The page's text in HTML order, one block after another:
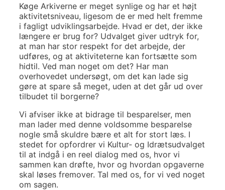
Køge Arkiverne er meget synlige og har et højt
aktivitetsniveau, ligesom de er med helt fremme
i fagligt udviklingsarbejde. Hvad er det, der ikke
længere er brug for? Udvalget giver udtryk for,
at man har stor respekt for det arbejde, der
udføres, og at aktiviteterne kan fortsætte som
hidtil. Ved man noget om det? Har man
overhovedet undersøgt, om det kan lade sig
gøre at spare så meget, uden at det går ud over
tilbudet til borgerne?
Vi afviser ikke at bidrage til besparelser, men
man lader med denne voldsomme besparelse
nogle små skuldre bære et alt for stort læs. I
stedet for opfordrer vi Kultur- og Idrætsudvalget
til at indgå i en reel dialog med os, hvor vi
sammen kan drøfte, hvor og hvordan opgaverne
skal løses fremover. Tal med os, for vi ved noget
om sagen.